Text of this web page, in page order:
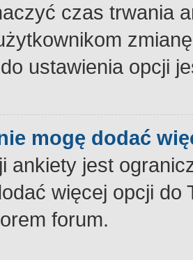
czas trwania
ustawienia opcji
mogę dodać
ankiety jest
więcej opcji
forum.